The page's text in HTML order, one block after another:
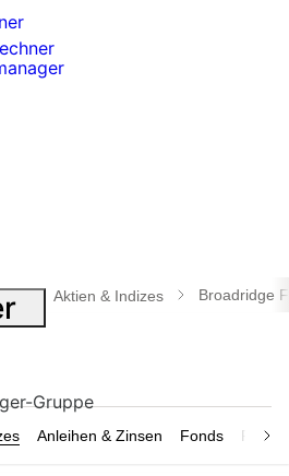
Aktien & Indizes Broadridge
Anleihen & Zinsen Fonds
Gruppe